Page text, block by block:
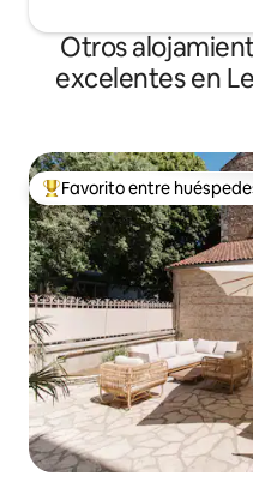
Otros
excelentes en
Favorito entre huéspedes
Favorito entre